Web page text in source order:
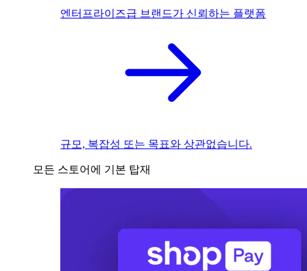
엔터프라이즈급 브랜드가 신뢰하는 플랫폼
규모, 복잡성 또는 목표와 상관없습니다.
모든 스토어에 기본 탑재